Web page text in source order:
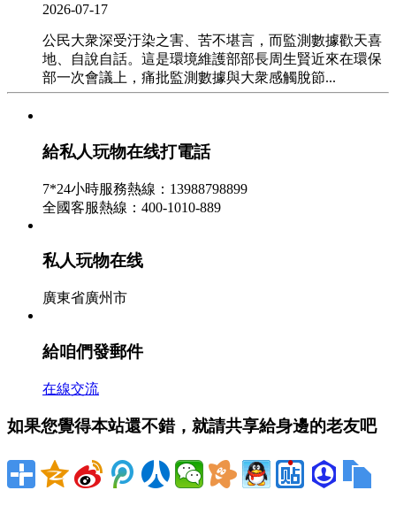
2026-07-17
公民大衆深受汙染之害、苦不堪言，而監測數據歡天喜
地、自說自話。這是環境維護部部長周生賢近來在環保
部一次會議上，痛批監測數據與大衆感觸脫節...
- 私人玩物在线資訊
澳大利亞下議院12日以74票擁護、72票對立的效果通過
私人玩物在线資訊
2026-07-15
囪，上面畫著藍天、白雲、海鷗和波濤這便是成都九江
功 - 私人玩物在线資訊
給私人玩物在线打電話
7*24小時服務熱線：13988798899
全國客服熱線：400-1010-889
私人玩物在线
廣東省廣州市
給咱們發郵件
在線交流
如果您覺得本站還不錯，就請共享給身邊的老友吧